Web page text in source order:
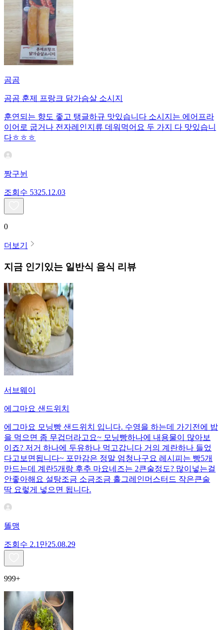
곰곰
곰곰 훈제 프랑크 닭가슴살 소시지
훈연되는 향도 좋고 탱글하규 맛있습니다 소시지는 에어프라
이어로 굽거나 전자레인지류 데워먹어요 두 가지 다 맛있습니
다ㅎㅎㅎ
짱구뉜
조회수 5325.12.03
0
더보기
지금 인기있는 일반식 음식 리뷰
서브웨이
에그마요 샌드위치
에그마요 모닝빵 샌드위치 입니다. 수영을 하는데 가기전에 밥
을 먹으면 좀 무겁더라고요~ 모닝빵하나에 내용물이 많아보
이죠? 저거 하나에 두유하나 먹고갑니다 거의 계란하나 들었
다고보면됩니다~ 포만감은 정말 엄청나구요 레시피는 빵5개
만드는데 계란5개랑 후추 마요네즈는 2큰술정도? 많이넣는걸
안좋아해요 설탕조금 소금조금 홀그레인머스터드 작은큰술
딱 요렇게 넣으면 됩니다.
똘맹
조회수 2.1만25.08.29
999+